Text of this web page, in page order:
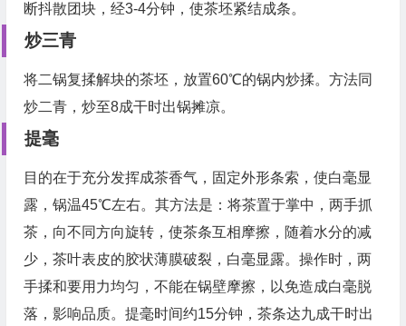
断抖散团块，经3-4分钟，使茶坯紧结成条。
炒三青
将二锅复揉解块的茶坯，放置60℃的锅内炒揉。方法同
炒二青，炒至8成干时出锅摊凉。
提毫
目的在于充分发挥成茶香气，固定外形条索，使白毫显
露，锅温45℃左右。其方法是：将茶置于掌中，两手抓
茶，向不同方向旋转，使茶条互相摩擦，随着水分的减
少，茶叶表皮的胶状薄膜破裂，白毫显露。操作时，两
手揉和要用力均匀，不能在锅壁摩擦，以免造成白毫脱
落，影响品质。提毫时间约15分钟，茶条达九成干时出